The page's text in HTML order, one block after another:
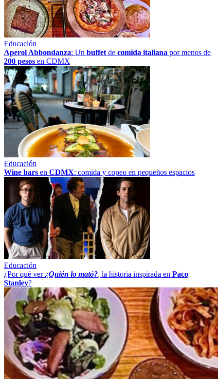
Educación
Aperol Abbondanza: Un buffet de comida italiana por menos de
200 pesos en CDMX
Educación
Wine bars en CDMX: comida y copeo en pequeños espacios
Educación
¿Por qué ver ¿Quién lo mató?, la historia inspirada en Paco
Stanley?